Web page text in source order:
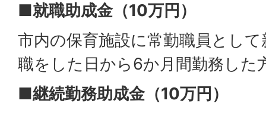
■就職助成金（10万円）
市内の保育施設に常勤職員とし
職をした日から6か月間勤務した
■継続勤務助成金（10万円）